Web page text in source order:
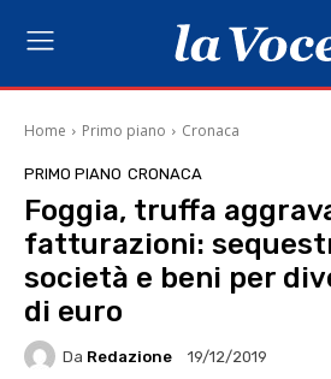
Home Primo piano Cronaca
PRIMO PIANO CRONACA
Foggia, truffa
fatturazioni:
società e beni per
di euro
Da Redazione 19/12/2019